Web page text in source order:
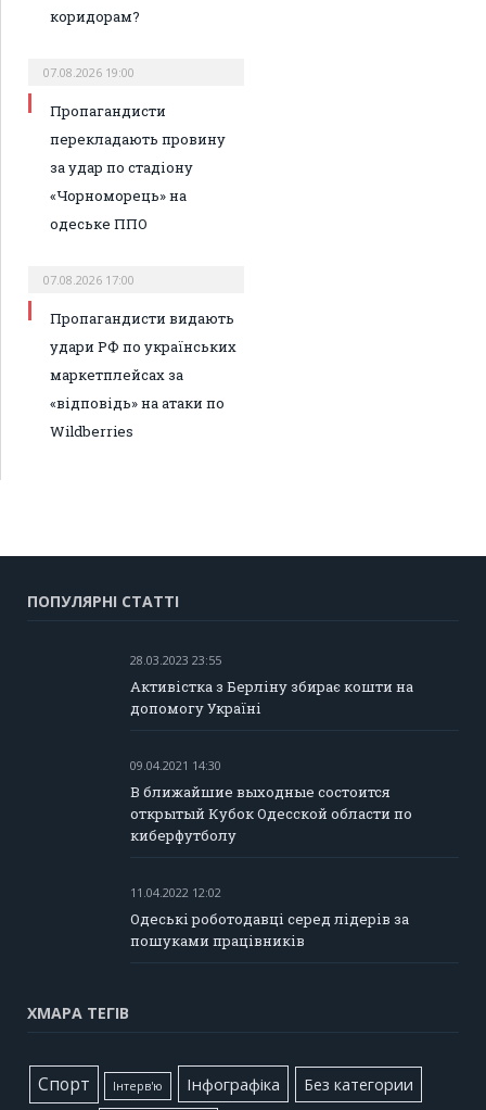
коридорам?
07.08.2026 19:00
Пропагандисти
перекладають провину
за удар по стадіону
«Чорноморець» на
одеське ППО
07.08.2026 17:00
Пропагандисти видають
удари РФ по українських
маркетплейсах за
«відповідь» на атаки по
Wildberries
ПОПУЛЯРНІ СТАТТІ
28.03.2023 23:55
Активістка з Берліну збирає кошти на
допомогу Україні
09.04.2021 14:30
В ближайшие выходные состоится
открытый Кубок Одесской области по
киберфутболу
11.04.2022 12:02
Одеські роботодавці серед лідерів за
пошуками працівників
ХМАРА ТЕГІВ
Cпорт Інтерв'ю Інфографіка Без категории